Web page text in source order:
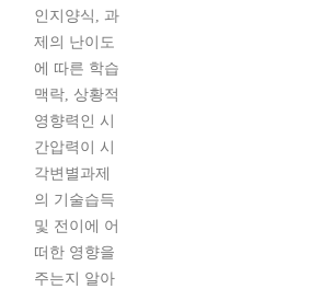
인지양식, 과
제의 난이도
에 따른 학습
맥락, 상황적
영향력인 시
간압력이 시
각변별과제
의 기술습득
및 전이에 어
떠한 영향을
주는지 알아